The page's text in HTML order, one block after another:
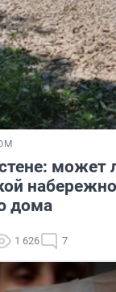
может
дома
1 626 7